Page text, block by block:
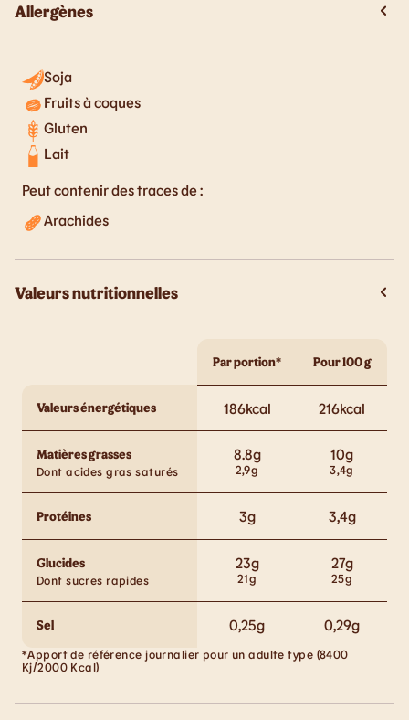
Allergènes
Soja
Fruits à coques
Gluten
Lait
Peut contenir des traces de :
Arachides
Valeurs nutritionnelles
Par portion* Pour 100 g
Valeurs énergétiques 186kcal 216kcal
Matières grasses 8.8g 10g
Dont acides gras saturés 2,9g 3,4g
Protéines 3g 3,4g
Glucides 23g 27g
Dont sucres rapides 21g 25g
Sel 0,25g 0,29g
*Apport de référence journalier pour un adulte type (8400
Kj/2000 Kcal)